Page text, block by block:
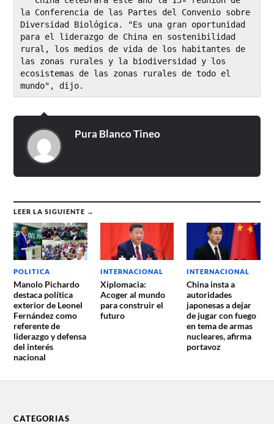
la Conferencia de las Partes del Convenio sobre
Diversidad Biológica. "Es una gran oportunidad
para el liderazgo de China en sostenibilidad
rural, los medios de vida de los habitantes de
las zonas rurales y la biodiversidad y los
ecosistemas de las zonas rurales de todo el
mundo", dijo.
Pura Blanco Tineo
LEER LA SIGUIENTE →
POLITICA
Manolo Pichardo
destaca política
exterior de Leonel
Fernández como
referente de
liderazgo y defensa
del interés
nacional
INTERNACIONAL
Xiplomacia:
Acoger al mundo
para construir el
futuro
INTERNACIONAL
China insta a
autoridades
japonesas a dejar
de jugar con fuego
en tema de armas
nucleares, afirma
portavoz
CATEGORIAS